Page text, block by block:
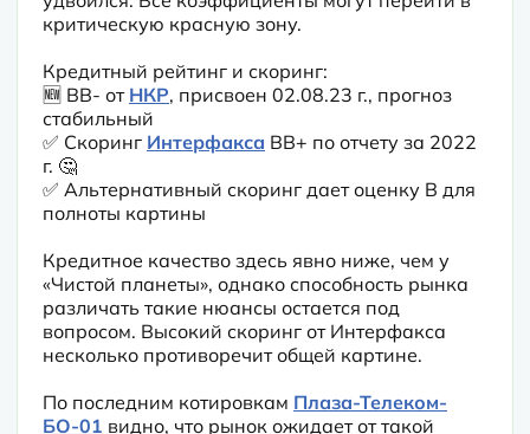
критическую красную зону.
Кредитный рейтинг и скоринг:
🆕 BB- от НКР, присвоен 02.08.23 г., прогноз
стабильный
✅ Скоринг Интерфакса BВ+ по отчету за 2022
г. 🤔
✅ Альтернативный скоринг дает оценку B для
полноты картины
Кредитное качество здесь явно ниже, чем у
«Чистой планеты», однако способность рынка
различать такие нюансы остается под
вопросом. Высокий скоринг от Интерфакса
несколько противоречит общей картине.
По последним котировкам Плаза-Телеком-
БО-01 видно, что рынок ожидает от такой